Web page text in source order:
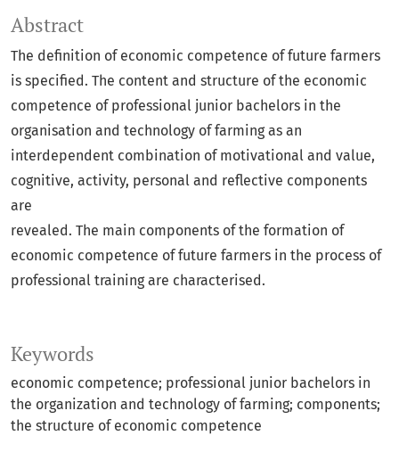
Keywords
economic competence; professional junior bachelors in
the organization and technology of farming; components;
the structure of economic competence
Abstract
The definition of economic competence of future farmers
is specified. The content and structure of the economic
competence of professional junior bachelors in the
organisation and technology of farming as an
interdependent combination of motivational and value,
cognitive, activity, personal and reflective components
are
revealed. The main components of the formation of
economic competence of future farmers in the process of
professional training are characterised.